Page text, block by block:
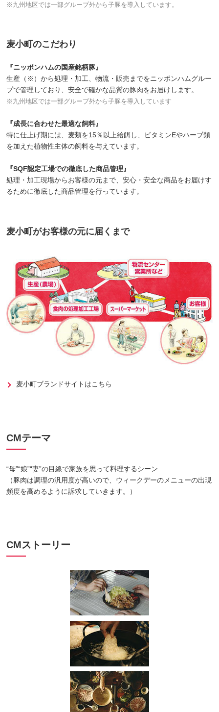
※九州地区では一部グループ外から子豚を導入しています。
麦小町のこだわり
『ニッポンハムの国産銘柄豚』
生産（※）から処理・加工、物流・販売までをニッポンハムグルー
プで管理しており、安全で確かな品質の豚肉をお届けします。
※九州地区では一部グループ外から子豚を導入しています
『成長に合わせた最適な飼料』
特に仕上げ期には、麦類を15％以上給餌し、ビタミンEやハーブ類
を加えた植物性主体の飼料を与えています。
『SQF認定工場での徹底した商品管理』
処理・加工現場からお客様の元まで、安心・安全な商品をお届けす
るために徹底した商品管理を行っています。
麦小町がお客様の元に届くまで
麦小町ブランドサイトはこちら
CMテーマ
“母”“娘”“妻”の目線で家族を思って料理するシーン
（豚肉は調理の汎用度が高いので、ウィークデーのメニューの出現
頻度を高めるように訴求していきます。）
CMストーリー